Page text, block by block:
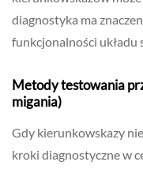
diagnostyka ma
funkcjonalności układu
Metody testowania
migania)
Gdy kierunkowskazy
kroki diagnostyczne w